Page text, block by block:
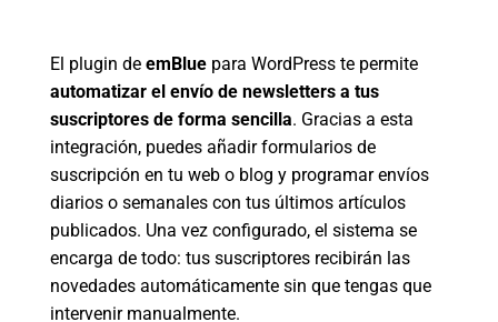
El plugin de emBlue para WordPress te permite
automatizar el envío de newsletters a tus
suscriptores de forma sencilla. Gracias a esta
integración, puedes añadir formularios de
suscripción en tu web o blog y programar envíos
diarios o semanales con tus últimos artículos
publicados. Una vez configurado, el sistema se
encarga de todo: tus suscriptores recibirán las
novedades automáticamente sin que tengas que
intervenir manualmente.